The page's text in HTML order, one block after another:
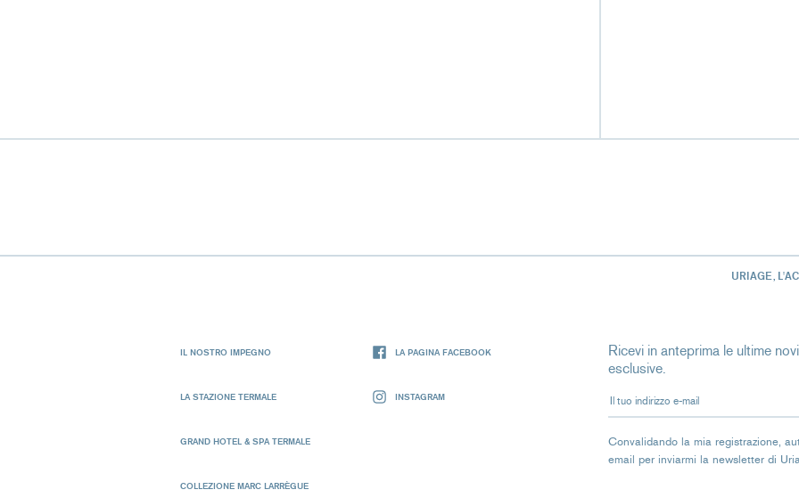
URIAGE,
IL NOSTRO IMPEGNO
LA STAZIONE TERMALE
GRAND HOTEL & SPA TERMALE
COLLEZIONE MARC LARRÈGUE
LA PAGINA FACEBOOK
INSTAGRAM
Ricevi in anteprima le ultime
esclusive.
Il tuo indirizzo e-mail
Convalidando la mia registrazione,
email per inviarmi la newsletter di